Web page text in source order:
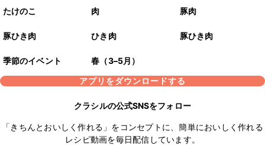
たけのこ 肉 豚肉
豚ひき肉 ひき肉 豚ひき肉
季節のイベント
春（3–5月）
アプリをダウンロードする
クラシルの公式SNSをフォロー
「きちんとおいしく作れる」をコンセプトに、簡単においしく作れる
レシピ動画を毎日配信しています。